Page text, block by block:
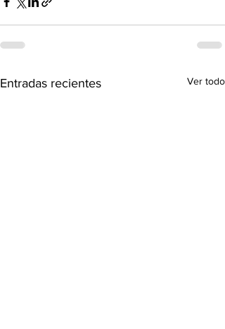
Entradas recientes Ver todo